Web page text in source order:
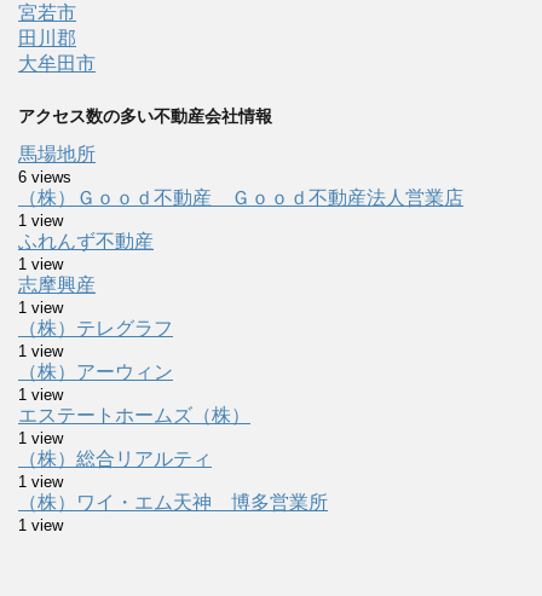
宮若市
田川郡
大牟田市
アクセス数の多い不動産会社情報
馬場地所
6 views
（株）Ｇｏｏｄ不動産 Ｇｏｏｄ不動産法人営業店
1 view
ふれんず不動産
1 view
志摩興産
1 view
（株）テレグラフ
1 view
（株）アーウィン
1 view
エステートホームズ（株）
1 view
（株）総合リアルティ
1 view
（株）ワイ・エム天神 博多営業所
1 view